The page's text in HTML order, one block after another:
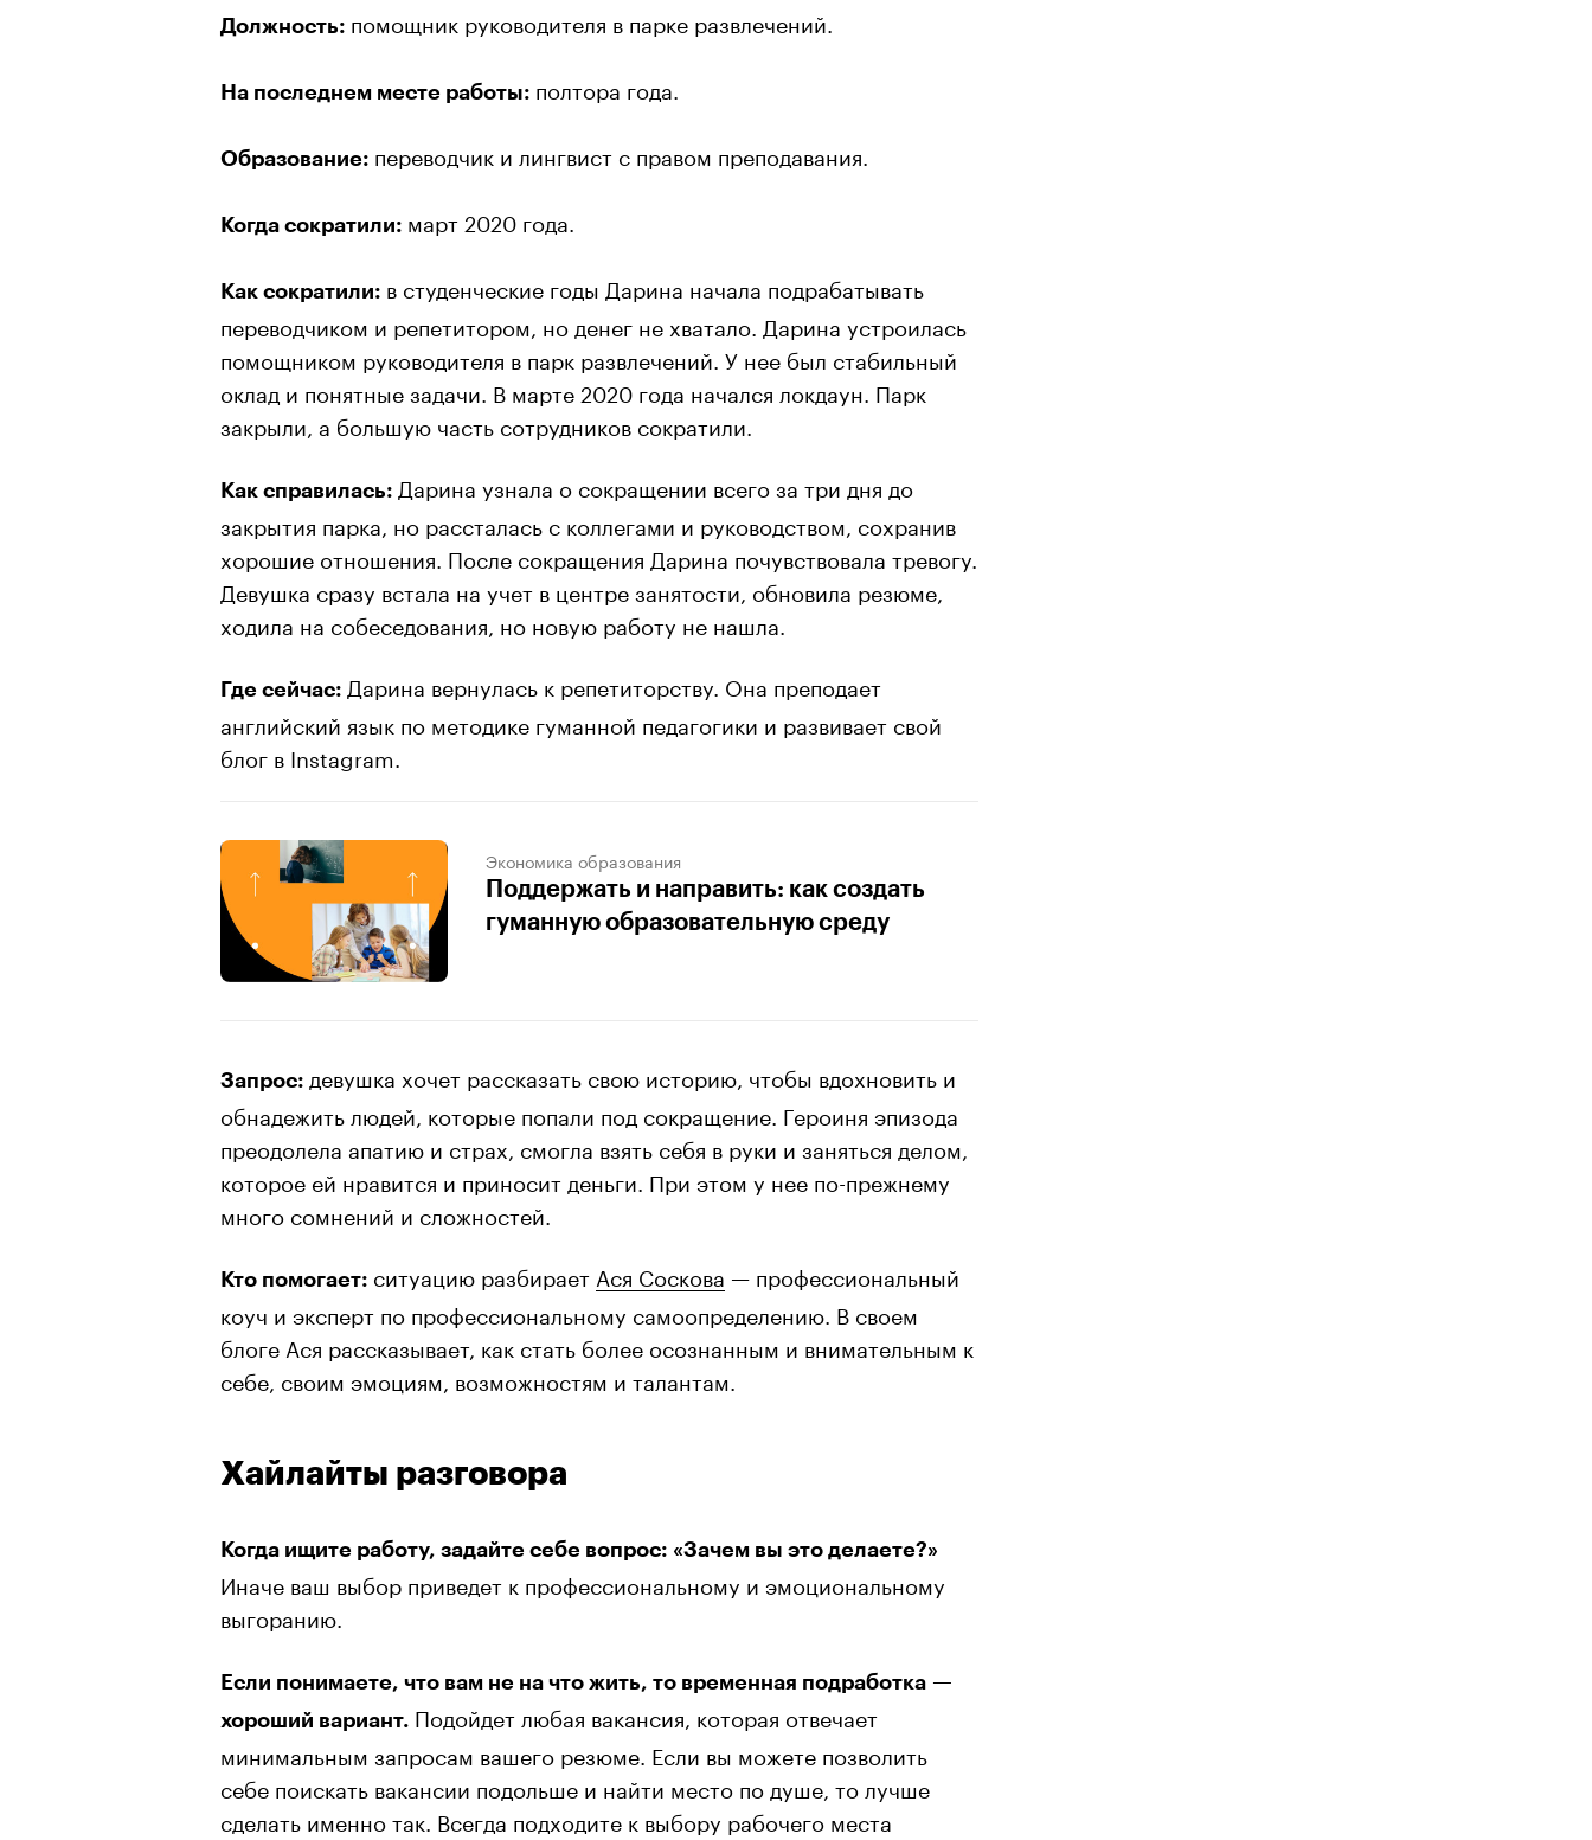
Должность: помощник руководителя в парке развлечений.
На последнем месте работы: полтора года.
Образование: переводчик и лингвист с правом преподавания.
Когда сократили: март 2020 года.
Как сократили: в студенческие годы Дарина начала подрабатывать
переводчиком и репетитором, но денег не хватало. Дарина устроилась
помощником руководителя в парк развлечений. У нее был стабильный
оклад и понятные задачи. В марте 2020 года начался локдаун. Парк
закрыли, а большую часть сотрудников сократили.
Как справилась: Дарина узнала о сокращении всего за три дня до
закрытия парка, но рассталась с коллегами и руководством, сохранив
хорошие отношения. После сокращения Дарина почувствовала тревогу.
Девушка сразу встала на учет в центре занятости, обновила резюме,
ходила на собеседования, но новую работу не нашла.
Где сейчас: Дарина вернулась к репетиторству. Она преподает
английский язык по методике гуманной педагогики и развивает свой
блог в Instagram.
Экономика образования
Поддержать и направить: как создать
гуманную образовательную среду
Запрос: девушка хочет рассказать свою историю, чтобы вдохновить и
обнадежить людей, которые попали под сокращение. Героиня эпизода
преодолела апатию и страх, смогла взять себя в руки и заняться делом,
которое ей нравится и приносит деньги. При этом у нее по-прежнему
много сомнений и сложностей.
Кто помогает: ситуацию разбирает Ася Соскова — профессиональный
коуч и эксперт по профессиональному самоопределению. В своем
блоге Ася рассказывает, как стать более осознанным и внимательным к
себе, своим эмоциям, возможностям и талантам.
Хайлайты разговора
Когда ищите работу, задайте себе вопрос: «Зачем вы это делаете?»
Иначе ваш выбор приведет к профессиональному и эмоциональному
выгоранию.
Если понимаете, что вам не на что жить, то временная подработка —
хороший вариант. Подойдет любая вакансия, которая отвечает
минимальным запросам вашего резюме. Если вы можете позволить
себе поискать вакансии подольше и найти место по душе, то лучше
сделать именно так. Всегда подходите к выбору рабочего места